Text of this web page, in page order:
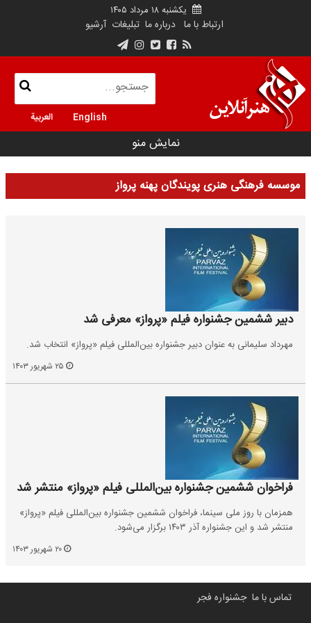
یکشنبه ۱۸ مرداد ۱۴۰۵
ارتباط با ما درباره ما تبلیغات آرشیو
English العربية
نمایش منو
موسسه فرهنگی هنری پویندگان پهنه پرواز
دبیر ششمین جشنواره فیلم «پرواز» معرفی شد
مهرداد سلیمانی به عنوان دبیر جشنواره بین‌المللی فیلم «پرواز» انتخاب شد.
فراخوان ششمین جشنواره بین‌المللی فیلم «پرواز» منتشر شد
همزمان با روز ملی سینما، فراخوان ششمین جشنواره بین‌المللی فیلم «پرواز»
منتشر شد و این جشنواره آذر ۱۴۰۳ برگزار می‌شود.
تماس با ما جشنواره فجر